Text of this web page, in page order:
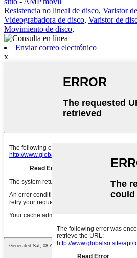
Resistencia no lineal de disco, Varistor
Videograbadora de disco, Varistor de
Movimiento de disco,
Enviar correo electrónico
x